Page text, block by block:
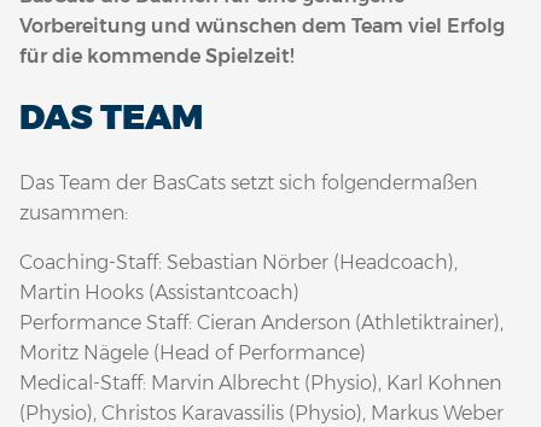
Vorbereitung und wünschen dem Team viel Erfolg
für die kommende Spielzeit!
DAS TEAM
Das Team der BasCats setzt sich folgendermaßen
zusammen:
Coaching-Staff: Sebastian Nörber (Headcoach),
Martin Hooks (Assistantcoach)
Performance Staff: Cieran Anderson (Athletiktrainer),
Moritz Nägele (Head of Performance)
Medical-Staff: Marvin Albrecht (Physio), Karl Kohnen
(Physio), Christos Karavassilis (Physio), Markus Weber